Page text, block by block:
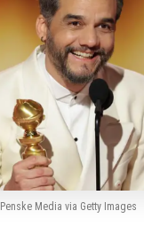
Media via Getty Images